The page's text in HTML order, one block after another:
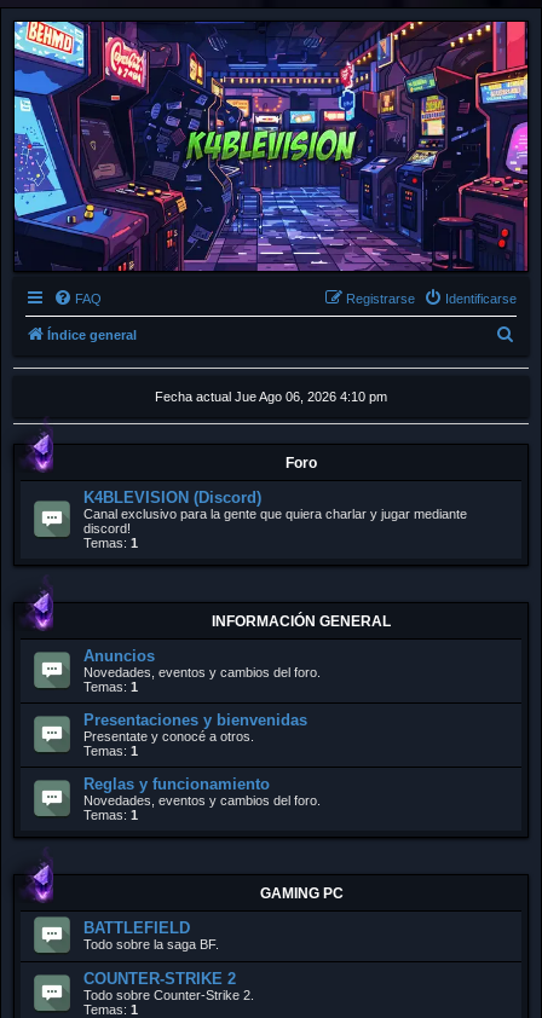
FAQ Identificarse
Registrarse
Índice general
c
a
r
Fecha actual Jue Ago 06, 2026 4:10 pm
Foro
K4BLEVISION (Discord)
Canal exclusivo para la gente que quiera charlar y jugar mediante
discord!
Temas: 1
INFORMACIÓN GENERAL
Anuncios
Novedades, eventos y cambios del foro.
Temas: 1
Presentaciones y bienvenidas
Presentate y conocé a otros.
Temas: 1
Reglas y funcionamiento
Novedades, eventos y cambios del foro.
Temas: 1
GAMING PC
BATTLEFIELD
Todo sobre la saga BF.
COUNTER-STRIKE 2
Todo sobre Counter-Strike 2.
Temas: 1